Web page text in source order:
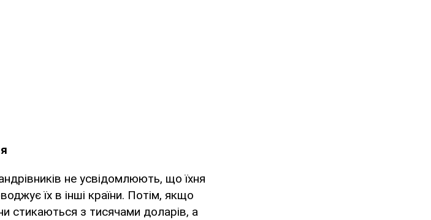
не усвідомлюють, що їхня
їх в інші країни. Потім, якщо
стикаються з тисячами доларів, а